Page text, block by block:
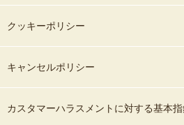
クッキーポリシー
キャンセルポリシー
カスタマーハラスメントに対する基本